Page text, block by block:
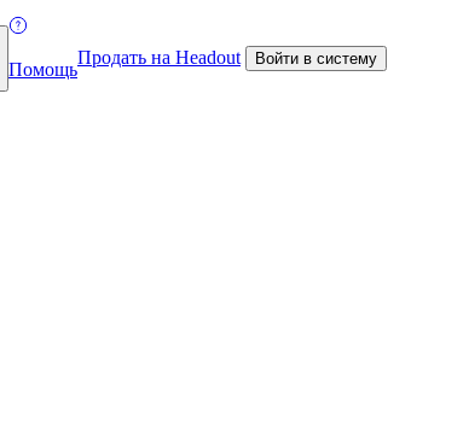
Помощь
Продать на Headout Войти в систему